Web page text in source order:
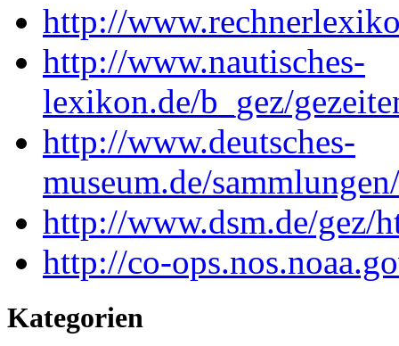
http://
http://www.nautisches-
lexikon.de/b_gez/
http://www.deutsches-
museum.de/
http://www.dsm.de/gez/
http://co-
Kategorien